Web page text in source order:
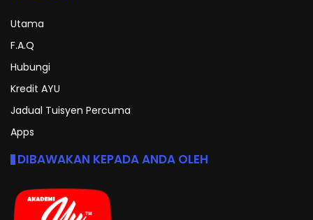
Utama
F.A.Q
Hubungi
Kredit AYU
Jadual Tuisyen Percuma
Apps
DIBAWAKAN KEPADA ANDA OLEH